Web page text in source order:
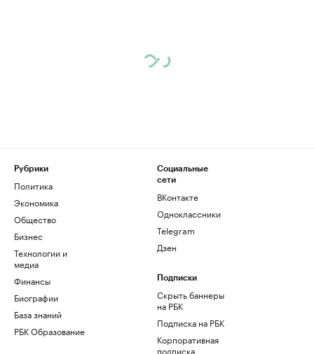
Рубрики
Политика
Экономика
Общество
Бизнес
Технологии и
медиа
Финансы
Биографии
База знаний
РБК Образование
Социальные
сети
ВКонтакте
Одноклассники
Telegram
Дзен
Подписки
Скрыть баннеры
на РБК
Подписка на РБК
Корпоративная
подписка